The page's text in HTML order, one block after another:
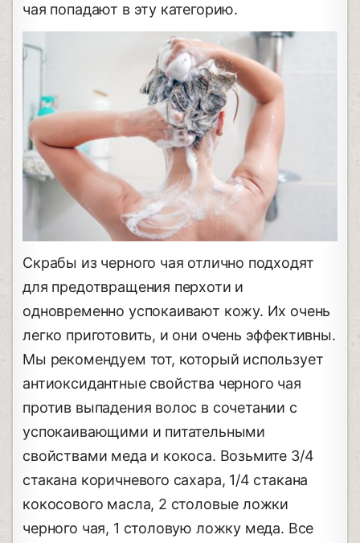
чая попадают в эту категорию.
Скрабы из черного чая отлично подходят
для предотвращения перхоти и
одновременно успокаивают кожу. Их очень
легко приготовить, и они очень эффективны.
Мы рекомендуем тот, который использует
антиоксидантные свойства черного чая
против выпадения волос в сочетании с
успокаивающими и питательными
свойствами меда и кокоса. Возьмите 3/4
стакана коричневого сахара, 1/4 стакана
кокосового масла, 2 столовые ложки
черного чая, 1 столовую ложку меда. Все